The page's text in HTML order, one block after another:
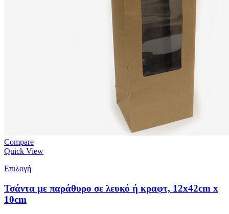
Compare
Quick View
Επιλογή
Τσάντα με παράθυρο σε λευκό ή κραφτ, 12x42cm x
10cm